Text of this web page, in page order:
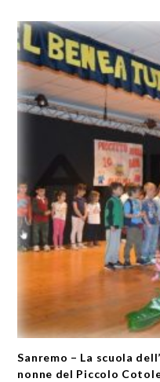
Sanremo – La scuola
nonne del Piccolo